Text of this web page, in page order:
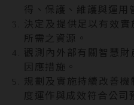
得、保護、維護與運用
決定及提供足以有效
所需之資源。
觀測內外部有關智慧
因應措施。
規劃及實施持續改善
度運作與成效符合公司